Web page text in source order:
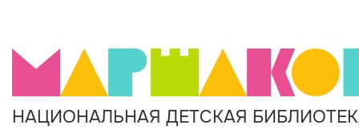
НАЦИОНАЛЬНАЯ ДЕТСКАЯ